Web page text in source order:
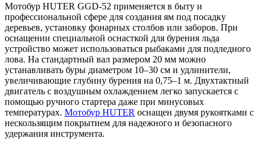
Мотобур HUTER GGD-52 применяется в быту и
профессиональной сфере для создания ям под посадку
деревьев, установку фонарных столбов или заборов. При
оснащении специальной оснасткой для бурения льда
устройство может использоваться рыбаками для подледного
лова. На стандартный вал размером 20 мм можно
устанавливать буры диаметром 10–30 см и удлинители,
увеличивающие глубину бурения на 0,75–1 м. Двухтактный
двигатель с воздушным охлаждением легко запускается с
помощью ручного стартера даже при минусовых
температурах. Мотобур HUTER оснащен двумя рукоятками с
нескользящим покрытием для надежного и безопасного
удержания инструмента.